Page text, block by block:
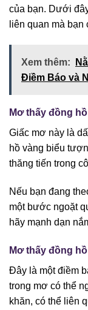
của bạn. Dưới
liên quan mà bạn
Xem thêm:
Điềm Báo và
Mơ thấy đồng
Giấc mơ này là
hồ vàng biểu
thăng tiến trong
Nếu bạn đang
một bước ngoặt
hãy mạnh dạn
Mơ thấy đồng
Đây là một điềm
trong mơ có thể
khăn, có thể liên